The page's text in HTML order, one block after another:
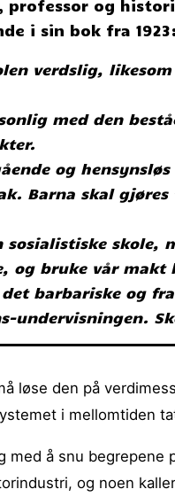
professor og
i sin bok fra
verdslig,
med den
og
Barna skal
sosialistiske skole,
og bruke vår makt
barbariske og
undervisningen.
løse den på
i mellomtiden
med å snu
og noen